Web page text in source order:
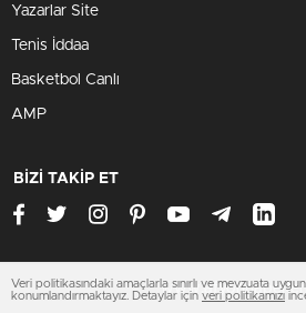
Yazarlar Site
Tenis İddaa
Basketbol Canlı
AMP
BİZİ TAKİP ET
Veri politikasındaki amaçlarla sınırlı ve mevzuata
konumlandırmaktayız. Detaylar için veri politikamızı